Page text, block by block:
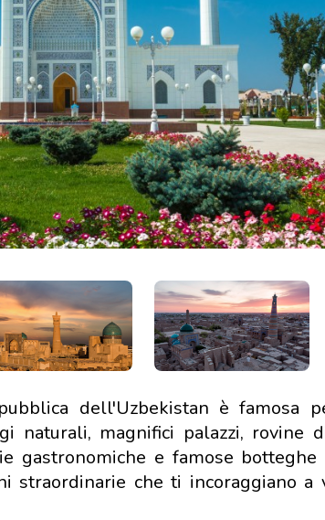
dell'Uzbekistan è famosa
naturali, magnifici palazzi, rovine
gastronomiche e famose
straordinarie che ti incoraggiano a